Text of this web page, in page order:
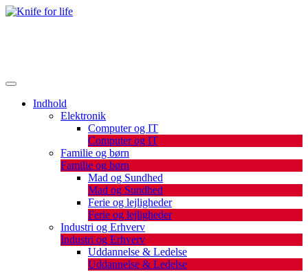
Skip
Indhold
Elektronik
Computer og IT
Computer og IT
Familie og børn
Familie og børn
Mad og Sundhed
Mad og Sundhed
Ferie og lejligheder
Ferie og lejligheder
Industri og Erhverv
Industri og Erhverv
Uddannelse & Ledelse
Uddannelse & Ledelse